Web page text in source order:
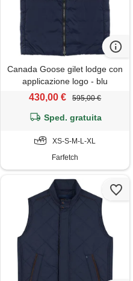
Canada Goose gilet lodge con
applicazione logo - blu
430,00 € 595,00 €
Sped. gratuita
XS-S-M-L-XL
Farfetch